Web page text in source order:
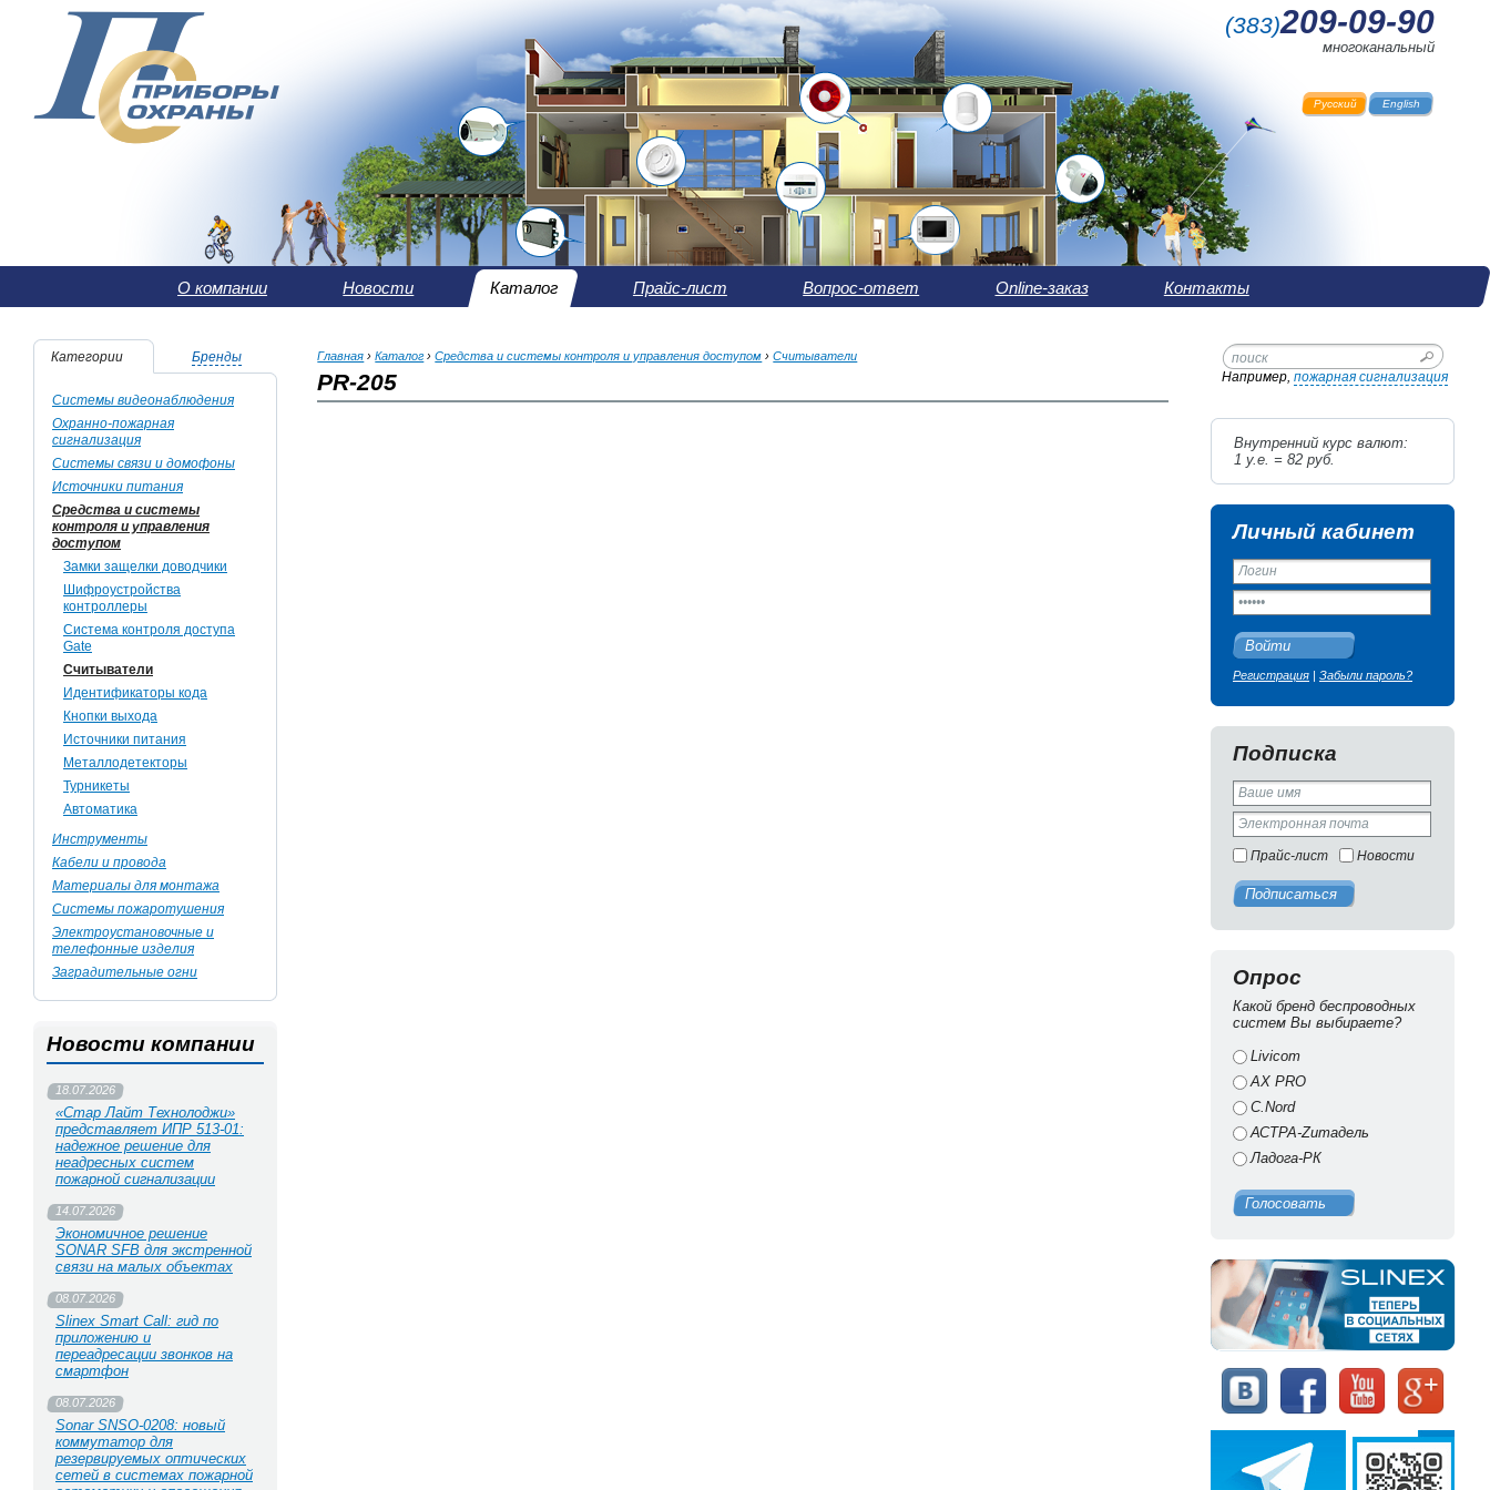
(383)209-09-90
многоканальный
English
Русский
О компании Новости Каталог Прайс-лист Вопрос-ответ Online-заказ Контакты
Категории Бренды
Системы видеонаблюдения
Охранно-пожарная
сигнализация
Системы связи и домофоны
Источники питания
Средства и системы
контроля и управления
доступом
Замки защелки доводчики
Шифроустройства
контроллеры
Система контроля доступа
Gate
Считыватели
Идентификаторы кода
Кнопки выхода
Источники питания
Металлодетекторы
Турникеты
Автоматика
Инструменты
Кабели и провода
Материалы для монтажа
Системы пожаротушения
Электроустановочные и
телефонные изделия
Заградительные огни
Новости компании
18.07.2026
«Стар Лайт Технолоджи»
представляет ИПР 513‑01:
надежное решение для
неадресных систем
пожарной сигнализации
14.07.2026
Экономичное решение
SONAR SFB для экстренной
связи на малых объектах
08.07.2026
Slinex Smart Call: гид по
приложению и
переадресации звонков на
смартфон
08.07.2026
Sonar SNSO-0208: новый
коммутатор для
резервируемых оптических
сетей в системах пожарной
Например, пожарная сигнализация
Внутренний курс валют:
1 у.е. = 82 руб.
Личный кабинет
Войти
Регистрация | Забыли пароль?
Подписка
Прайс-лист Новости
Подписаться
Опрос
Какой бренд беспроводных
систем Вы выбираете?
Livicom
AX PRO
C.Nord
АСТРА-Zитадель
Ладога-РК
Голосовать
Главная ›Каталог›Средства и системы контроля и управления доступом ›Считыватели
PR-205